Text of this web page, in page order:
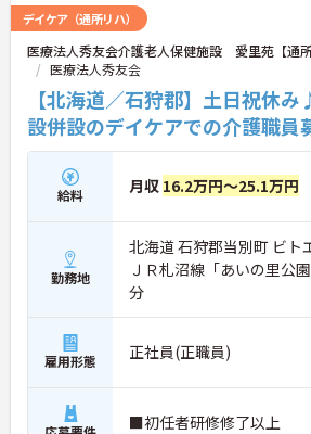
デイケア（通所リハ）
医療法人秀友会介護老人保健施設 愛里苑【通所
医療法人秀友会
【北海道／石狩郡】土日祝休
設併設のデイケアでの介護職員
給料 月収 16.2万円～25.1万円
勤務地
北海道 石狩郡当別町 ビト
ＪＲ札沼線「あいの里公
分
雇用形態 正社員(正職員)
■初任者研修修了以上